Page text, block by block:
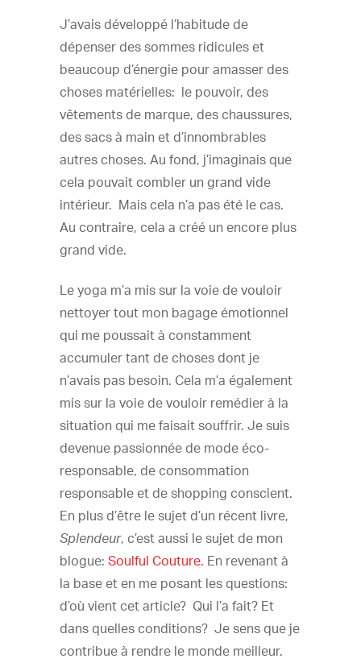
J’avais développé l’habitude de
dépenser des sommes ridicules et
beaucoup d’énergie pour amasser des
choses matérielles: le pouvoir, des
vêtements de marque, des chaussures,
des sacs à main et d’innombrables
autres choses. Au fond, j’imaginais que
cela pouvait combler un grand vide
intérieur. Mais cela n’a pas été le cas.
Au contraire, cela a créé un encore plus
grand vide.
Le yoga m’a mis sur la voie de vouloir
nettoyer tout mon bagage émotionnel
qui me poussait à constamment
accumuler tant de choses dont je
n’avais pas besoin. Cela m’a également
mis sur la voie de vouloir remédier à la
situation qui me faisait souffrir. Je suis
devenue passionnée demode éco-
responsable, de consommation
responsable et de shopping conscient.
En plus d’être le sujet d’un récent livre,
Splendeur, c’est aussi le sujet de mon
blogue:Soulful Couture.En revenant à
la base et en me posant les questions:
d’où vient cet article? Qui l’a fait? Et
dans quelles conditions? Je sens que je
contribue à rendre le monde meilleur.